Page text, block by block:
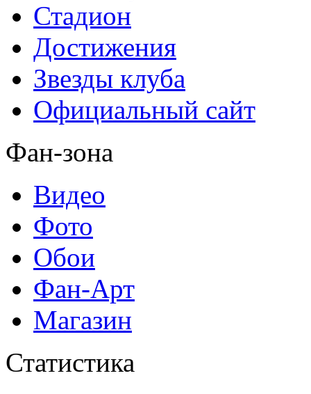
Стадион
Достижения
Звезды клуба
Официальный сайт
Фан-зона
Видео
Фото
Обои
Фан-Арт
Магазин
Статистика